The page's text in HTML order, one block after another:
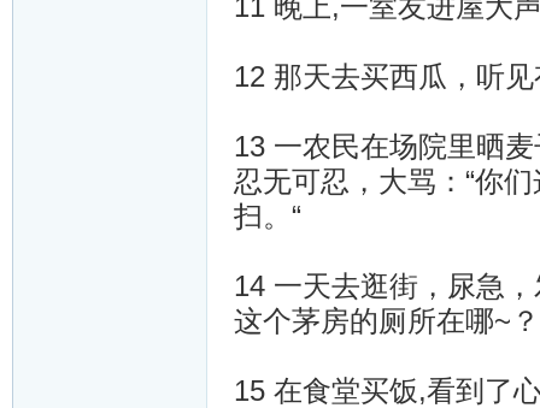
11 晚上,一室友进屋大
12 那天去买西瓜，听
13 一农民在场院里晒
忍无可忍，大骂：“你
扫。“
14 一天去逛街，尿急
这个茅房的厕所在哪~
15 在食堂买饭,看到了